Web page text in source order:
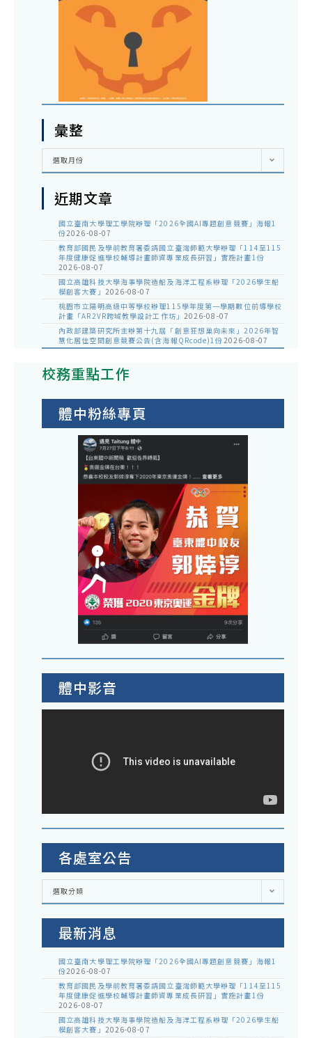
彙整
彙
選取月份
近期文章
國立臺南大學理工學院辦理「2026全國AI專題創意競賽」海報1
份2026-08-07
教育部國民及學前教育署委請國立臺灣師範大學辦理「114至115
年度健康促進學校輔導計畫師資專業成長研習」實施計畫1份
2026-08-07
國立高雄科技大學海事學院造船及海洋工程系辦理「2026學生船
模創客大賽」 2026-08-07
桃園市立陽明高級中等學校辦理115學年度第一學期數位前導學校
計畫「AR2VR跨域教學設計工作坊」 2026-08-07
內政部建築研究所主辦第十九屆「創意狂想巢向未來」2026年智
慧化居住空間創意競賽公告(含海報QRcode)1份2026-08-07
校務重點工作
體中粉絲專頁
體中影音
各處室公告
各
室
選取分類
最新消息
國立臺南大學理工學院辦理「2026全國AI專題創意競賽」海報1
份2026-08-07
教育部國民及學前教育署委請國立臺灣師範大學辦理「114至115
年度健康促進學校輔導計畫師資專業成長研習」實施計畫1份
2026-08-07
國立高雄科技大學海事學院造船及海洋工程系辦理「2026學生船
模創客大賽」 2026-08-07